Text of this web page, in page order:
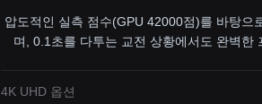
압도적인 실측 점수(GPU 42000점)를 바탕으
며, 0.1초를 다투는 교전 상황에서도 완벽한
4K UHD 옵션